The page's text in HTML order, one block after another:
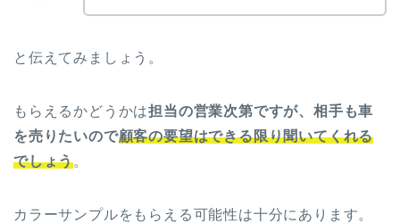
と伝えてみましょう。
もらえるかどうかは担当の営業次第ですが、相手も車
を売りたいので顧客の要望はできる限り聞いてくれる
でしょう。
カラーサンプルをもらえる可能性は十分にあります。